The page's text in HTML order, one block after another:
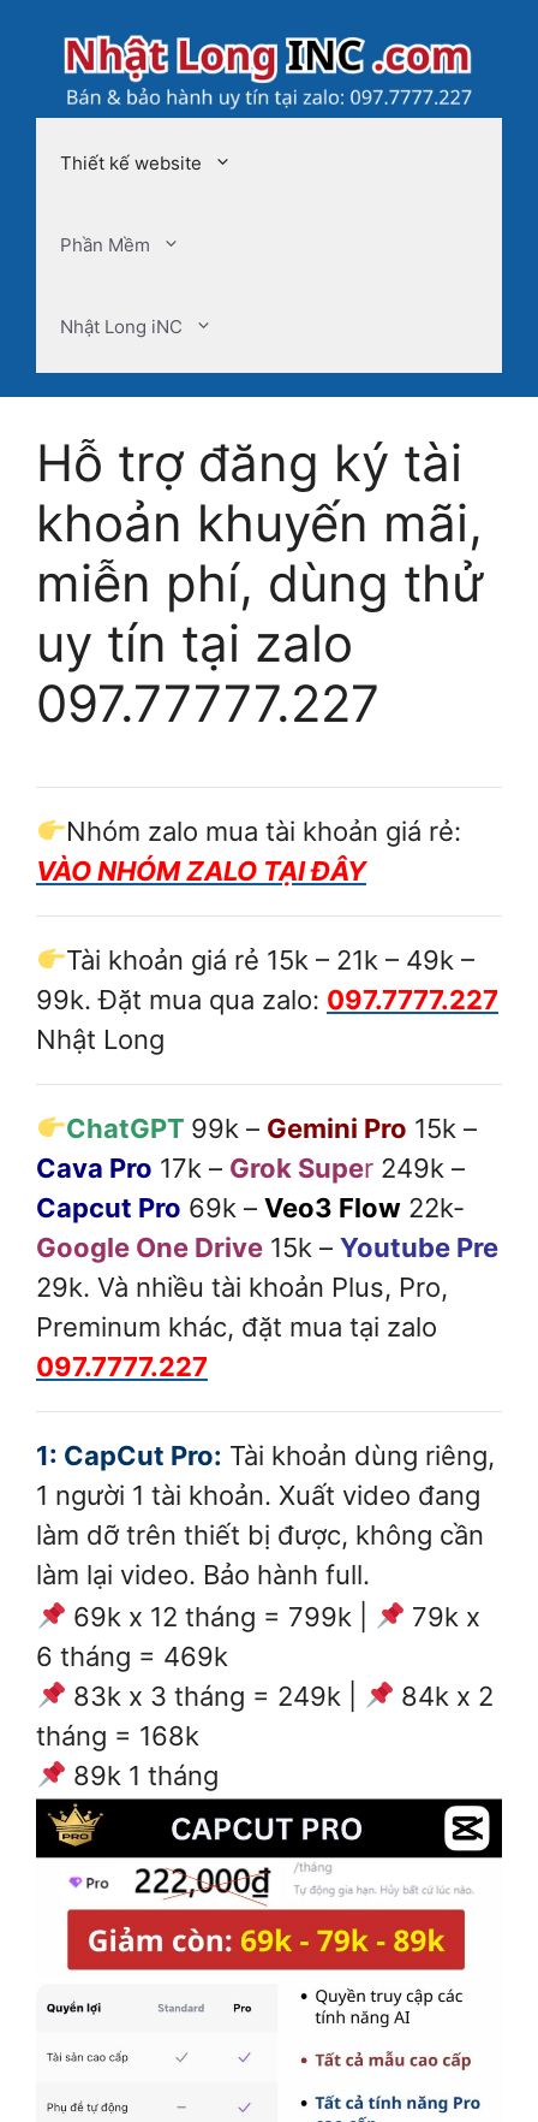
Thiết kế website
Phần Mềm
Nhật Long iNC
Hỗ trợ đăng ký tài
khoản khuyến mãi,
miễn phí, dùng thử
uy tín tại zalo
097.77777.227
Nhóm zalo mua tài khoản giá rẻ:
VÀO NHÓM ZALO TẠI ĐÂY
Tài khoản giá rẻ 15k – 21k – 49k –
99k. Đặt mua qua zalo: 097.7777.227
Nhật Long
ChatGPT 99k – Gemini Pro 15k –
Cava Pro 17k – Grok Super 249k –
Capcut Pro 69k – Veo3 Flow 22k-
Google One Drive 15k – Youtube Pre
29k. Và nhiều tài khoản Plus, Pro,
Preminum khác, đặt mua tại zalo
097.7777.227
1: CapCut Pro: Tài khoản dùng riêng,
1 người 1 tài khoản. Xuất video đang
làm dỡ trên thiết bị được, không cần
làm lại video. Bảo hành full.
69k x 12 tháng = 799k |
79k x
6 tháng = 469k
83k x 3 tháng = 249k |
84k x 2
tháng = 168k
89k 1 tháng